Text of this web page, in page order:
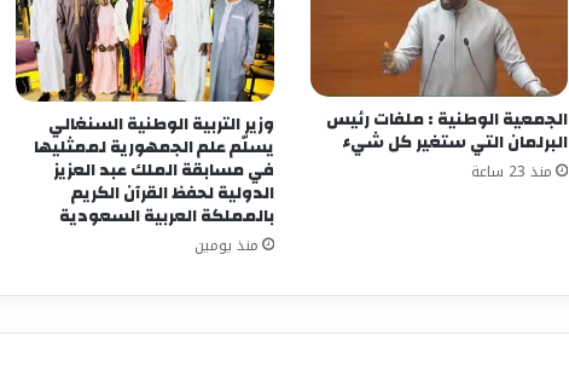
الجمعية الوطنية : ملفات رئيس
البرلمان التي ستغير كل شيء
منذ 23 ساعة
وزير التربية الوطنية السنغالي
يسلّم علم الجمهورية لممثليها
في مسابقة الملك عبد العزيز
الدولية لحفظ القرآن الكريم
بالمملكة العربية السعودية
منذ يومين